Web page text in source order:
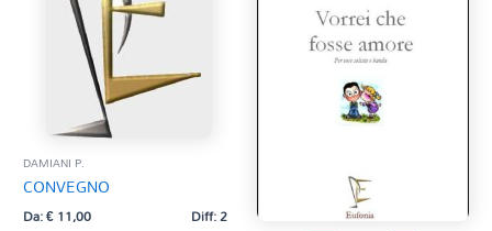
DAMIANI P.
CONVEGNO
Da:€11,00 Diff: 2